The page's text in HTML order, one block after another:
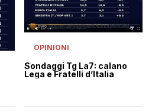
OPINIONI
Sondaggi Tg La7: calano
Lega e Fratelli d’Italia